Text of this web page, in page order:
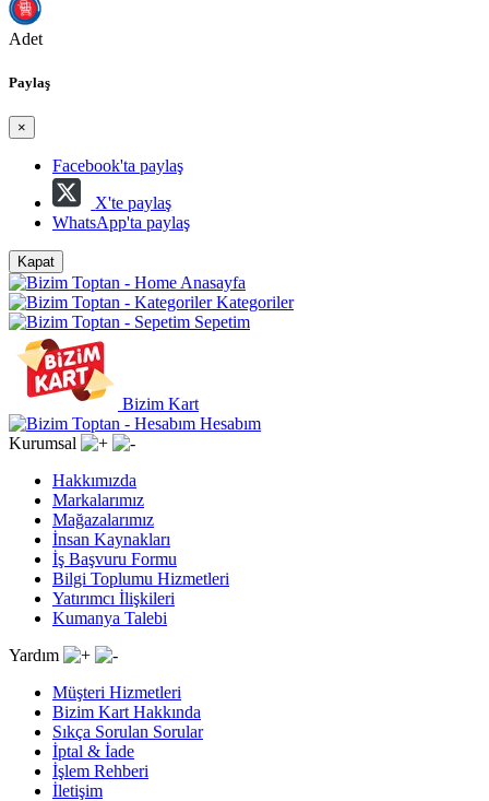
Adet
Paylaş
×
Facebook'ta paylaş
X'te paylaş
WhatsApp'ta paylaş
Kapat
Anasayfa
Kategoriler
Sepetim
Bizim Kart
Hesabım
Kurumsal
Hakkımızda
Markalarımız
Mağazalarımız
İnsan Kaynakları
İş Başvuru Formu
Bilgi Toplumu Hizmetleri
Yatırımcı İlişkileri
Kumanya Talebi
Yardım
Müşteri Hizmetleri
Bizim Kart Hakkında
Sıkça Sorulan Sorular
İptal & İade
İşlem Rehberi
İletişim